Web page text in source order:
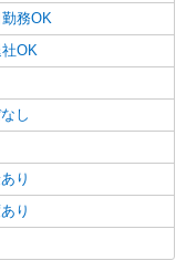
フ
払い・日払い・週払いOK
務OK
OK
し
り
り